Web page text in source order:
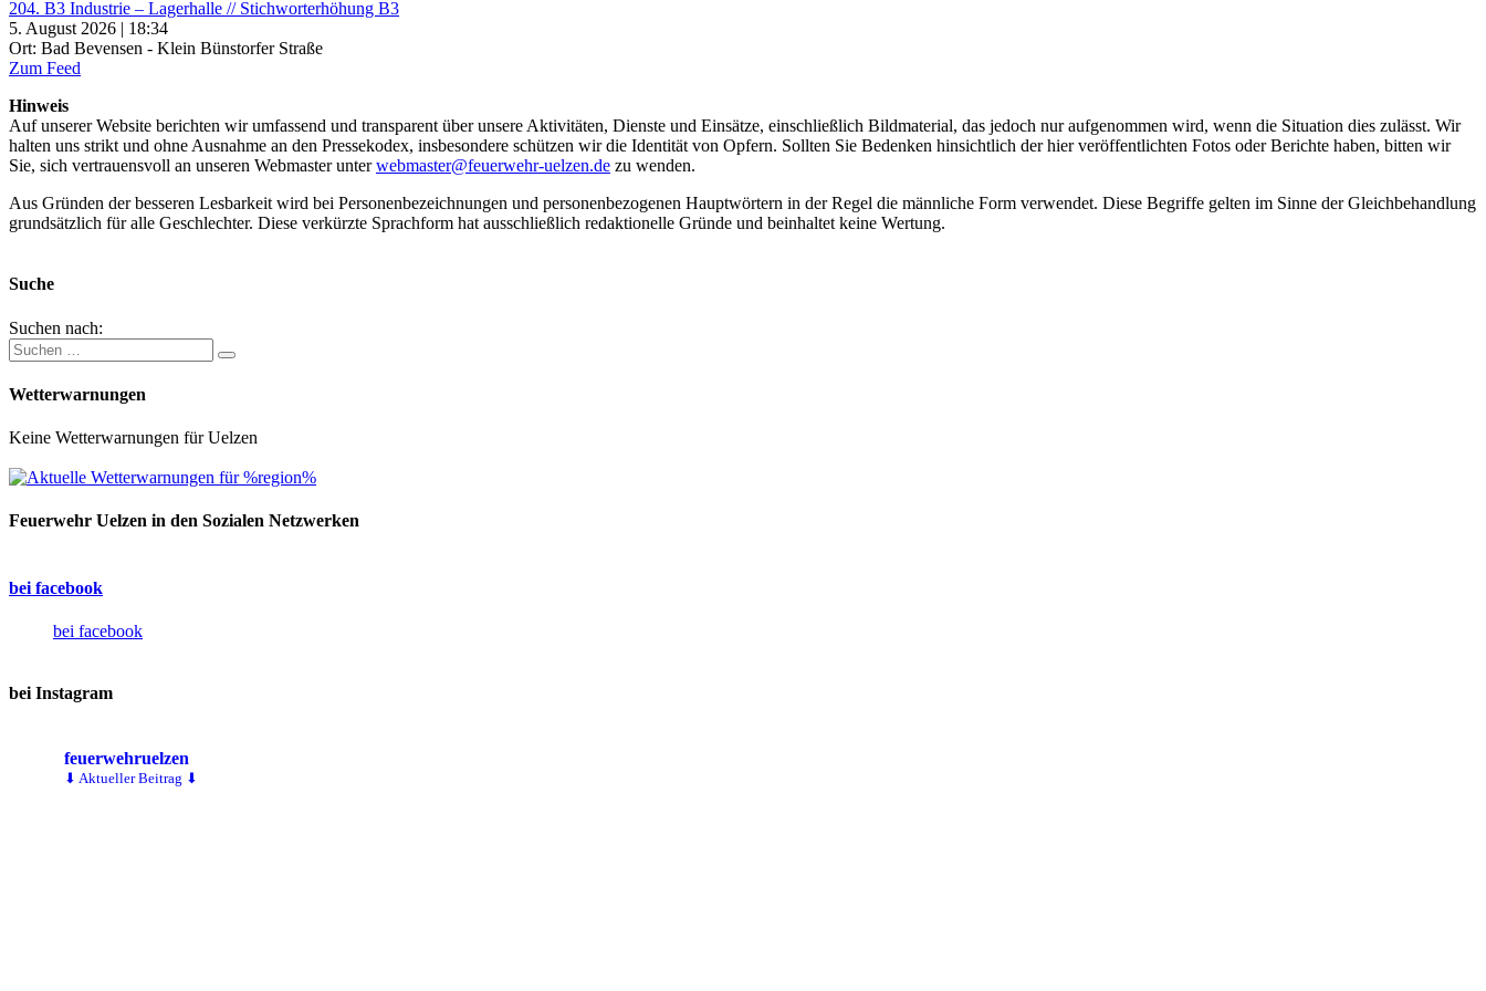
204. B3 Industrie – Lagerhalle // Stichworterhöhung B3
5. August 2026 | 18:34
Ort: Bad Bevensen - Klein Bünstorfer Straße
Zum Feed
Hinweis
Auf unserer Website berichten wir umfassend und transparent über unsere Aktivitäten, Dienste und Einsätze, einschließlich Bildmaterial, das jedoch nur aufgenommen wird, wenn die Situation dies zulässt. Wir
halten uns strikt und ohne Ausnahme an den Pressekodex, insbesondere schützen wir die Identität von Opfern. Sollten Sie Bedenken hinsichtlich der hier veröffentlichten Fotos oder Berichte haben, bitten wir
Sie, sich vertrauensvoll an unseren Webmaster unterwebmaster@feuerwehr-uelzen.de zu wenden.
Aus Gründen der besseren Lesbarkeit wird bei Personenbezeichnungen und personenbezogenen Hauptwörtern in der Regel die männliche Form verwendet. Diese Begriffe gelten im Sinne der Gleichbehandlung
grundsätzlich für alle Geschlechter. Diese verkürzte Sprachform hat ausschließlich redaktionelle Gründe und beinhaltet keine Wertung.
Suche
Suchen nach:
Wetterwarnungen
Keine Wetterwarnungen für Uelzen
Feuerwehr Uelzen in den Sozialen Netzwerken
bei facebook
bei facebook
bei Instagram
feuerwehruelzen
⬇ Aktueller Beitrag ⬇